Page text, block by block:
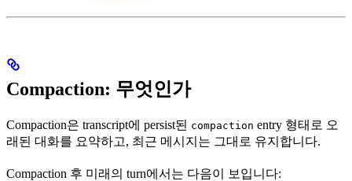
Compaction: 무엇인가
Compaction은 transcript에 persist된 compaction entry 형태로 오
래된 대화를 요약하고, 최근 메시지는 그대로 유지합니다.
Compaction 후 미래의 turn에서는 다음이 보입니다: